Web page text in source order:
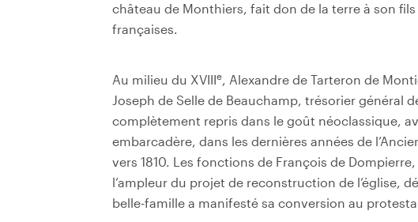
château de Monthiers, fait don de la terre à son
françaises.
Au milieu du XVIIIe, Alexandre de Tarteron de
Joseph de Selle de Beauchamp, trésorier général
complètement repris dans le goût néoclassique,
embarcadère, dans les dernières années de
vers 1810. Les fonctions de François de
l’ampleur du projet de reconstruction de l’église,
belle-famille a manifesté sa conversion au